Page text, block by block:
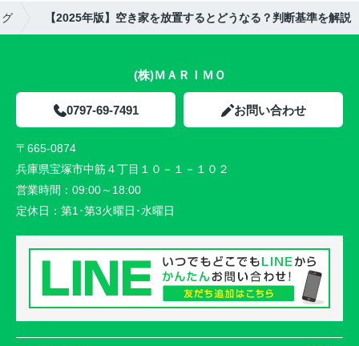
【2025年版】空き家を放置するとどうなる？判断基準を解説
(株)ＭＡＲＩＭＯ
0797-69-7491 お問い合わせ
〒665-0874
兵庫県宝塚市中筋４丁目１０－１－１０２
営業時間： 09:00～18:00
定休日： 第1･第3火曜日･水曜日